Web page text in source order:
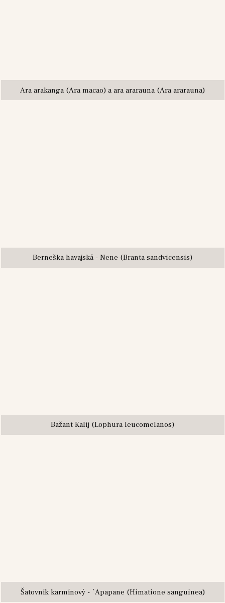
Ara arakanga (Ara macao) a ara ararauna (Ara ararauna)
Berneška havajská - Nene (Branta sandvicensis)
Bažant Kalij (Lophura leucomelanos)
Šatovník karmínový - ´Apapane (Himatione sanguinea)